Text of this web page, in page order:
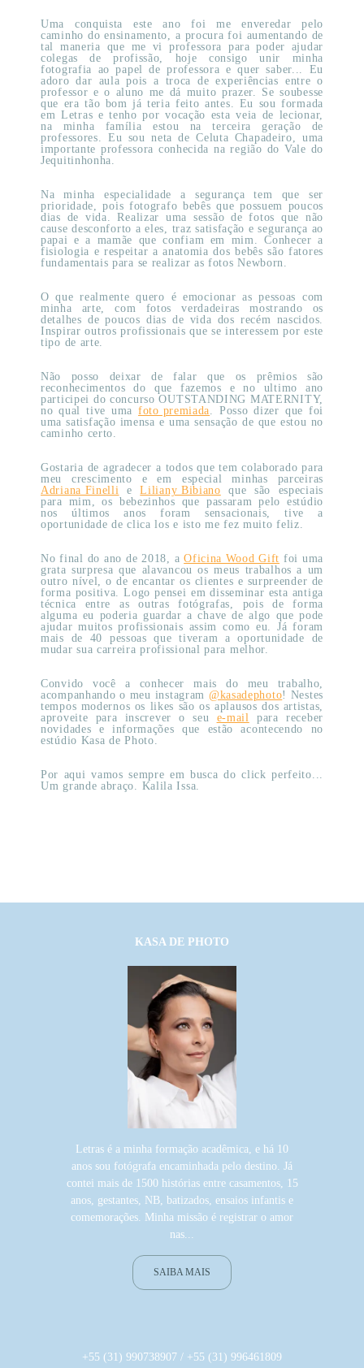
Uma conquista este ano foi me enveredar pelo
caminho do ensinamento, a procura foi aumentando de
tal maneria que me vi professora para poder ajudar
colegas de profissão, hoje consigo unir minha
fotografia ao papel de professora e quer saber... Eu
adoro dar aula pois a troca de experiências entre o
professor e o aluno me dá muito prazer. Se soubesse
que era tão bom já teria feito antes. Eu sou formada
em Letras e tenho por vocação esta veia de lecionar,
na minha família estou na terceira geração de
professores. Eu sou neta de Celuta Chapadeiro, uma
importante professora conhecida na região do Vale do
Jequitinhonha.
Na minha especialidade a segurança tem que ser
prioridade, pois fotografo bebês que possuem poucos
dias de vida. Realizar uma sessão de fotos que não
cause desconforto a eles, traz satisfação e segurança ao
papai e a mamãe que confiam em mim. Conhecer a
fisiologia e respeitar a anatomia dos bebês são fatores
fundamentais para se realizar as fotos Newborn.
O que realmente quero é emocionar as pessoas com
minha arte, com fotos verdadeiras mostrando os
detalhes de poucos dias de vida dos recém nascidos.
Inspirar outros profissionais que se interessem por este
tipo de arte.
Não posso deixar de falar que os prêmios são
reconhecimentos do que fazemos e no ultimo ano
participei do concurso OUTSTANDING MATERNITY,
no qual tive umafoto premiada. Posso dizer que foi
uma satisfação imensa e uma sensação de que estou no
caminho certo.
Gostaria de agradecer a todos que tem colaborado para
meu crescimento e em especial minhas parceiras
Adriana Finelli eLiliany Bibiano que são especiais
para mim, os bebezinhos que passaram pelo estúdio
nos últimos anos foram sensacionais, tive a
oportunidade de clica los e isto me fez muito feliz.
No final do ano de 2018, aOficina Wood Gift foi uma
grata surpresa que alavancou os meus trabalhos a um
outro nível, o de encantar os clientes e surpreender de
forma positiva. Logo pensei em disseminar esta antiga
técnica entre as outras fotógrafas, pois de forma
alguma eu poderia guardar a chave de algo que pode
ajudar muitos profissionais assim como eu. Já foram
mais de 40 pessoas que tiveram a oportunidade de
mudar sua carreira profissional para melhor.
Convido você a conhecer mais do meu trabalho,
acompanhando o meu instagram @kasadephoto! Nestes
tempos modernos os likes são os aplausos dos artistas,
aproveite para inscrever o seu e-mail para receber
novidades e informações que estão acontecendo no
estúdio Kasa de Photo.
Por aqui vamos sempre em busca do click perfeito...
Um grande abraço. Kalila Issa.
KASA DE PHOTO
Letras é a minha formação acadêmica, e há 10
anos sou fotógrafa encaminhada pelo destino. Já
contei mais de 1500 histórias entre casamentos, 15
anos, gestantes, NB, batizados, ensaios infantis e
comemorações. Minha missão é registrar o amor
nas...
SAIBA MAIS
+55 (31) 990738907 / +55 (31) 996461809